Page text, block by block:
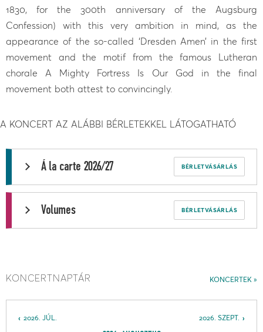
1830, for the 300th anniversary of the Augsburg
Confession) with this very ambition in mind, as the
appearance of the so-called ‘Dresden Amen’ in the first
movement and the motif from the famous Lutheran
chorale A Mighty Fortress Is Our God in the final
movement both attest to convincingly.
A KONCERT AZ ALÁBBI BÉRLETEKKEL LÁTOGATHATÓ
BÉRLETVÁSÁRLÁS
Á la carte 2026/27
BÉRLETVÁSÁRLÁS
Volumes
KONCERTEK
KONCERTNAPTÁR
2026. SZEPT.
2026. JÚL.